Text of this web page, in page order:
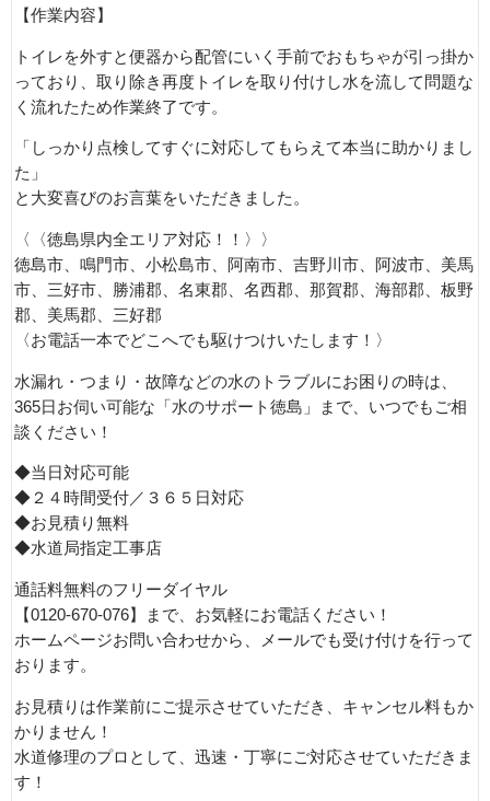
【作業内容】
トイレを外すと便器から配管にいく手前でおもちゃが引っ掛か
っており、取り除き再度トイレを取り付けし水を流して問題な
く流れたため作業終了です。
「しっかり点検してすぐに対応してもらえて本当に助かりまし
た」
と大変喜びのお言葉をいただきました。
〈〈徳島県内全エリア対応！！〉〉
徳島市、鳴門市、小松島市、阿南市、吉野川市、阿波市、美馬
市、三好市、勝浦郡、名東郡、名西郡、那賀郡、海部郡、板野
郡、美馬郡、三好郡
〈お電話一本でどこへでも駆けつけいたします！〉
水漏れ・つまり・故障などの水のトラブルにお困りの時は、
365日お伺い可能な「水のサポート徳島」まで、いつでもご相
談ください！
◆当日対応可能
◆２４時間受付／３６５日対応
◆お見積り無料
◆水道局指定工事店
通話料無料のフリーダイヤル
【0120-670-076】まで、お気軽にお電話ください！
ホームページお問い合わせから、メールでも受け付けを行って
おります。
お見積りは作業前にご提示させていただき、キャンセル料もか
かりません！
水道修理のプロとして、迅速・丁寧にご対応させていただきま
す！